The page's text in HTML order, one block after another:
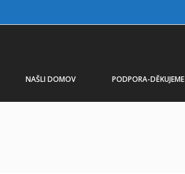
NAŠLI DOMOV PODPORA-DĚKUJEME